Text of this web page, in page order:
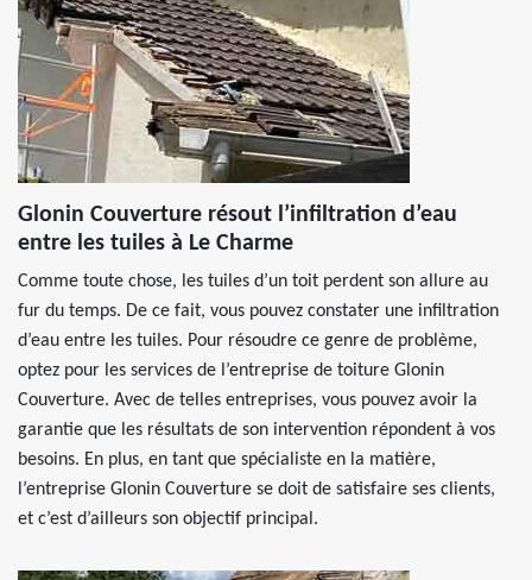
Glonin Couverture résout l’infiltration d’eau
entre les tuiles à Le Charme
Comme toute chose, les tuiles d’un toit perdent son allure au
fur du temps. De ce fait, vous pouvez constater une infiltration
d’eau entre les tuiles. Pour résoudre ce genre de problème,
optez pour les services de l’entreprise de toiture Glonin
Couverture. Avec de telles entreprises, vous pouvez avoir la
garantie que les résultats de son intervention répondent à vos
besoins. En plus, en tant que spécialiste en la matière,
l’entreprise Glonin Couverture se doit de satisfaire ses clients,
et c’est d’ailleurs son objectif principal.